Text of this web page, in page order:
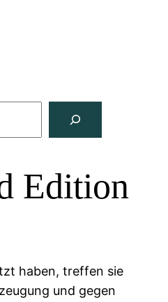
Edition
haben, treffen sie
und gegen